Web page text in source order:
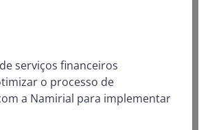
serviços financeiros
o processo de
a Namirial para implementar